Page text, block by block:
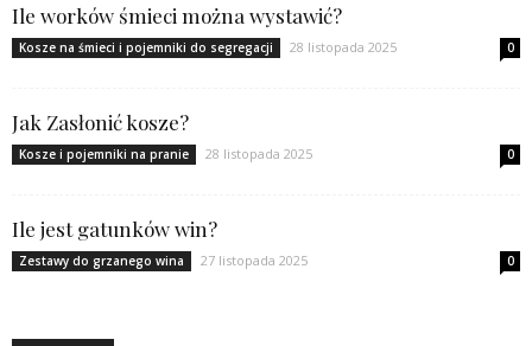
Ile worków śmieci można wystawić?
Kosze na śmieci i pojemniki do segregacji 28 listopada 2025 0
Jak Zasłonić kosze?
Kosze i pojemniki na pranie 28 listopada 2025 0
Ile jest gatunków win?
Zestawy do grzanego wina 27 listopada 2025 0